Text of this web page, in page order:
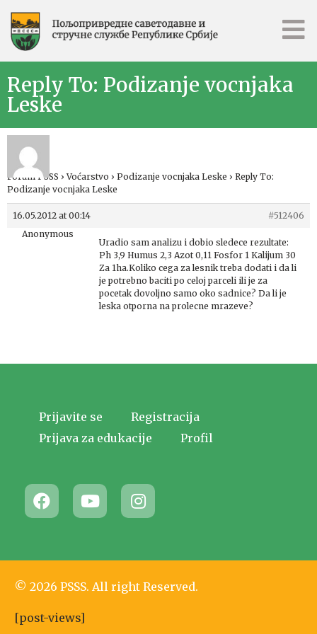
Reply To: Podizanje vocnjaka
Leske
Forum PSSS › Voćarstvo › Podizanje vocnjaka Leske › Reply To:
Podizanje vocnjaka Leske
16.05.2012 at 00:14
#512406
Anonymous
Uradio sam analizu i dobio sledece rezultate:
Ph 3,9 Humus 2,3 Azot 0,11 Fosfor 1 Kalijum 30
Za 1ha.Koliko cega za lesnik treba dodati i da li
je potrebno baciti po celoj parceli ili je za
pocetak dovoljno samo oko sadnice? Da li je
leska otporna na prolecne mrazeve?
Prijavite se
Registracija
Prijava za edukacije
Profil
© 2026 PSSS. All right Reserved.
[post-views]